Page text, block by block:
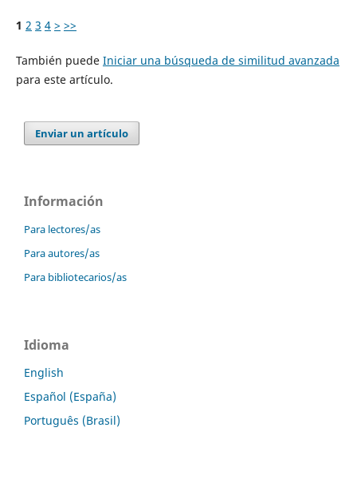
1 2 3 4 > >>
También puede Iniciar una búsqueda de similitud avanzada
para este artículo.
Enviar un artículo
Información
Para lectores/as
Para autores/as
Para bibliotecarios/as
Idioma
English
Español (España)
Português (Brasil)